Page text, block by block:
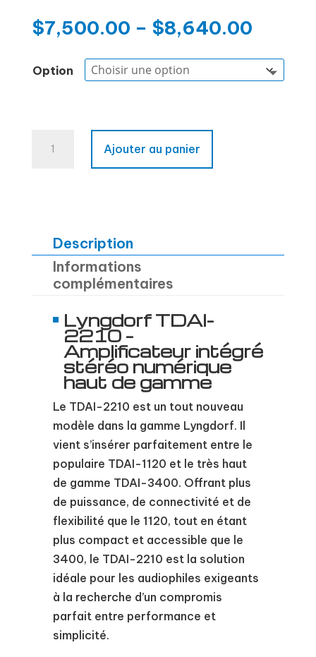
$7,500.00 – $8,640.00
Option
Ajouter au panier
Description
Informations
complémentaires
Lyngdorf TDAI-
2210 –
Amplificateur intégré
stéréo numérique
haut de gamme
Le TDAI-2210 est un tout nouveau
modèle dans la gamme Lyngdorf. Il
vient s’insérer parfaitement entre le
populaire TDAI-1120 et le très haut
de gamme TDAI-3400. Offrant plus
de puissance, de connectivité et de
flexibilité que le 1120, tout en étant
plus compact et accessible que le
3400, le TDAI-2210 est la solution
idéale pour les audiophiles exigeants
à la recherche d’un compromis
parfait entre performance et
simplicité.